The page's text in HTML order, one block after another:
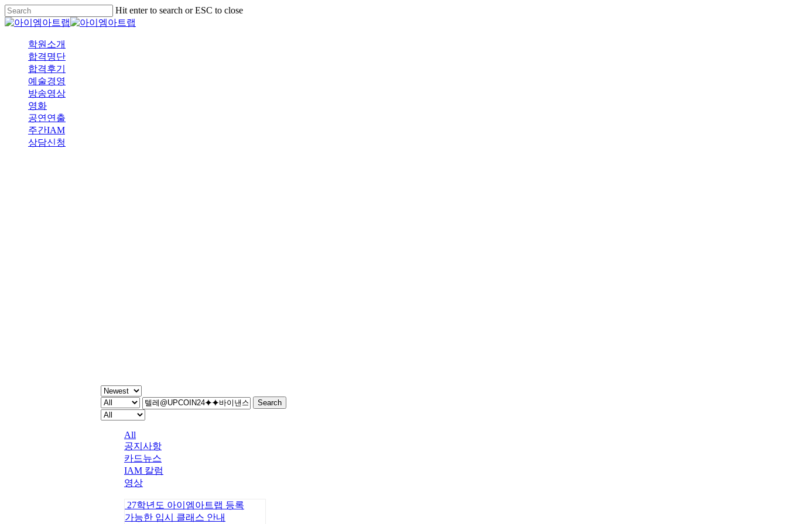
Skip
to
main
content
Hit enter to search or ESC to close
Close
학원소개
합격명단
합격후기
예술경영
방송영상
영화
공연연출
주간IAM
상담신청
주간 IAM Search
All
공지사항
카드뉴스
IAM 칼럼
영상
27학년도 아이엠아트랩 등록
가능한 입시 클래스 안내